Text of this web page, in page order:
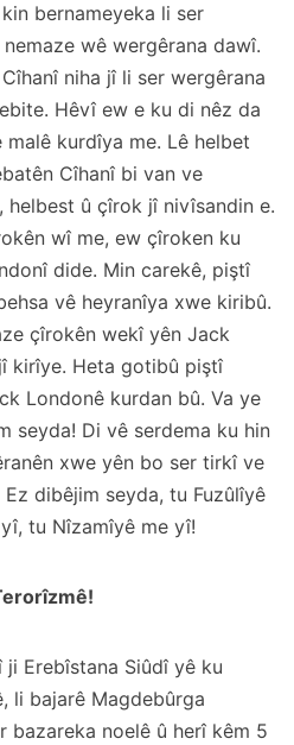
bernameyeka li ser
wê wergêrana dawî.
niha jî li ser wergêrana
Hêvî ew e ku di nêz da
kurdîya me. Lê helbet
Cîhanî bi van ve
helbest û çîrok jî nivîsandin e.
wî me, ew çîroken ku
dide. Min carekê, piştî
vê heyranîya xwe kiribû.
çîrokên wekî yên Jack
kirîye. Heta gotibû piştî
Londonê kurdan bû. Va ye
seyda! Di vê serdema ku hin
xwe yên bo ser tirkî ve
dibêjim seyda, tu Fuzûlîyê
tu Nîzamîyê me yî!
Erebîstana Siûdî yê ku
li bajarê Magdebûrga
bazareka noelê û herî kêm 5